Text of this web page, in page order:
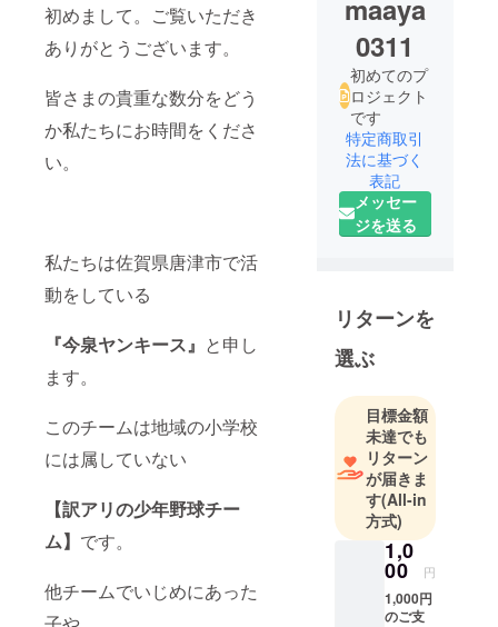
初めまして。ご覧いただき
ありがとうございます。
皆さまの貴重な数分をどう
か私たちにお時間をくださ
い。
私たちは佐賀県唐津市で活
動をしている
『今泉ヤンキース』 と申し
ます。
このチームは地域の小学校
には属していない
【訳アリの少年野球チー
ム】 です。
他チームでいじめにあった
maaya
0311
初めてのプ
ロジェクト
です
特定商取引
法に基づく
表記
メッセー
ジを送る
リターンを
選ぶ
目標金額
未達でも
リターン
が届きま
す(All-in
方式)
1,0
00 円
1,000円
のご支